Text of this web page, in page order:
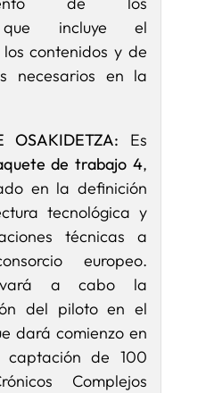
que incluye el
contenidos y de
necesarios en la
OSAKIDETZA: Es
de trabajo 4,
en la definición
tecnológica y
técnicas a
europeo.
a cabo la
del piloto en el
dará comienzo en
captación de 100
Complejos